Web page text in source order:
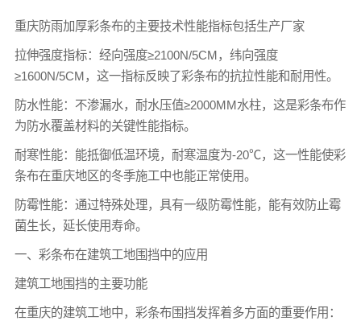
重庆防雨加厚彩条布的主要技术性能指标包括生产厂家
拉伸强度指标：经向强度≥2100N/5CM，纬向强度
≥1600N/5CM，这一指标反映了彩条布的抗拉性能和耐用性。
防水性能：不渗漏水，耐水压值≥2000MM水柱，这是彩条布作
为防水覆盖材料的关键性能指标。
耐寒性能：能抵御低温环境，耐寒温度为-20℃，这一性能使彩
条布在重庆地区的冬季施工中也能正常使用。
防霉性能：通过特殊处理，具有一级防霉性能，能有效防止霉
菌生长，延长使用寿命。
一、 彩条布在建筑工地围挡中的应用
建筑工地围挡的主要功能
在重庆的建筑工地中， 彩条布围挡发挥着多方面的重要作用：